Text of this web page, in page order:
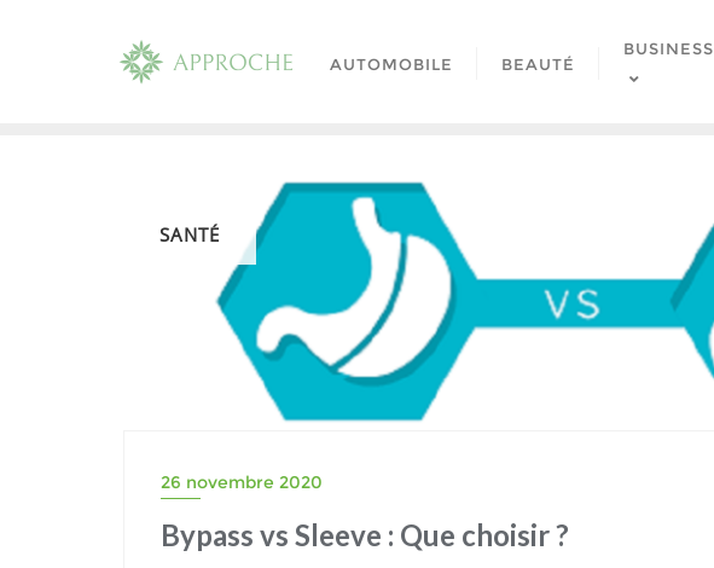
AUTOMOBILE BEAUTÉ
BUSINESS
SANTÉ
26 novembre 2020
Bypass vs Sleeve : Que choisir ?